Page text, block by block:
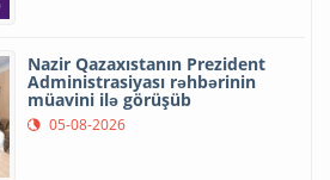
Nazir Qazaxıstanın Prezident
Administrasiyası rəhbərinin
müavini ilə görüşüb
05-08-2026